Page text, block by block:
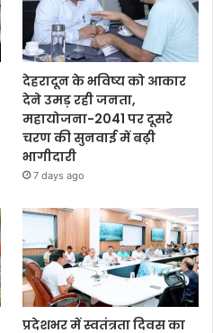
देहरादून के भविष्य को आकार
देने उमड़ रही जनता,
महायोजना-2041 पर दूसरे
चरण की सुनवाई में बढ़ी
भागीदारी
7 days ago
प्रदेशभर में स्वतंत्रता दिवस का